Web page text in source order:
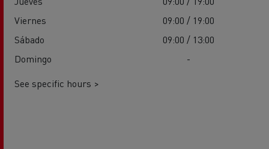
Viernes
09:00 / 19:00
Sábado
09:00 / 13:00
Domingo
-
See specific hours >